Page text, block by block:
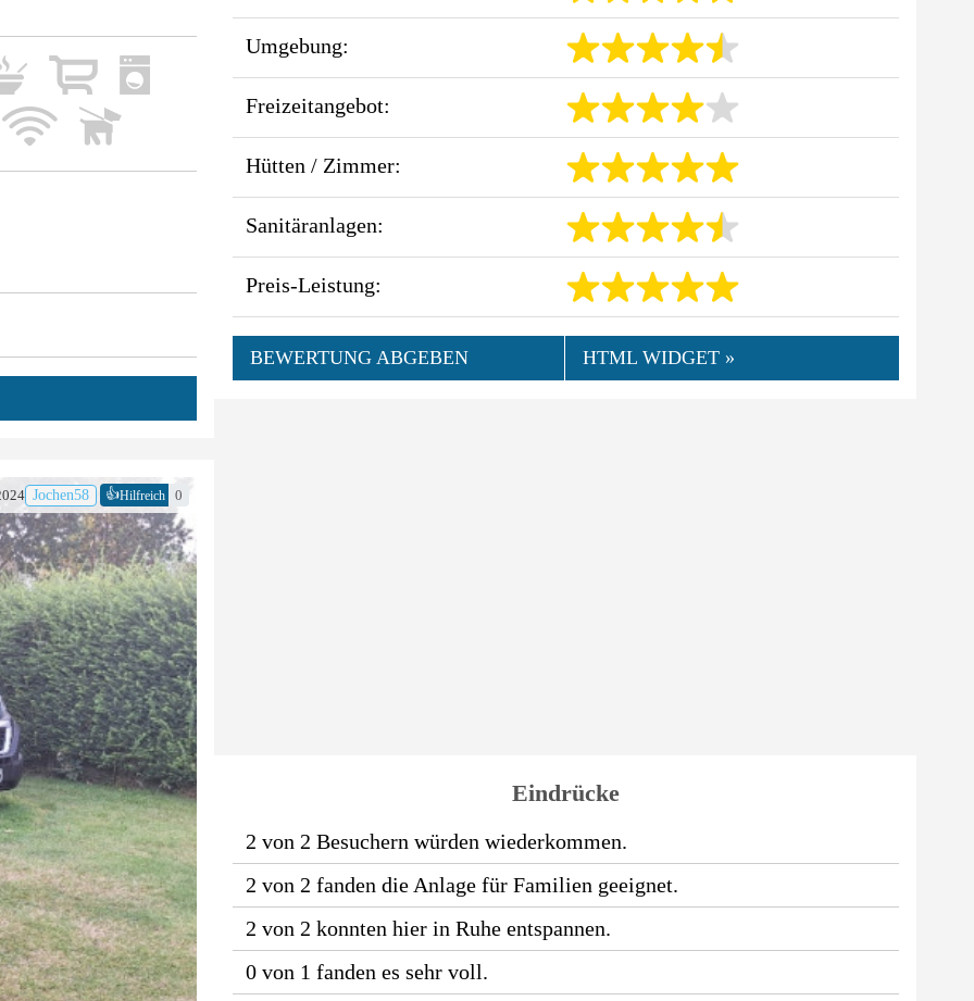
Jochen58 👍Hilfreich 0
Umgebung:
Freizeitangebot:
Hütten / Zimmer:
Sanitäranlagen:
Preis-Leistung:
BEWERTUNG ABGEBEN HTML WIDGET »
Eindrücke
2 von 2 Besuchern würden wiederkommen.
2 von 2 fanden die Anlage für Familien geeignet.
2 von 2 konnten hier in Ruhe entspannen.
0 von 1 fanden es sehr voll.